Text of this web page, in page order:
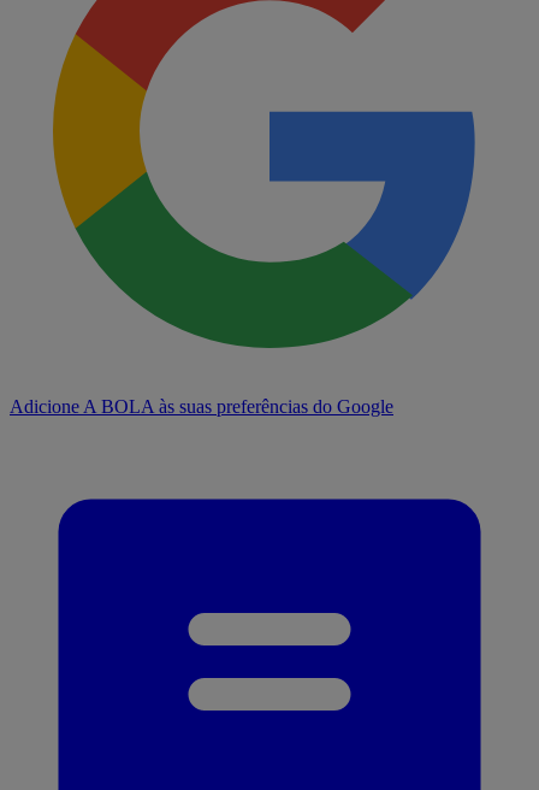
Adicione A BOLA às suas preferências do Google